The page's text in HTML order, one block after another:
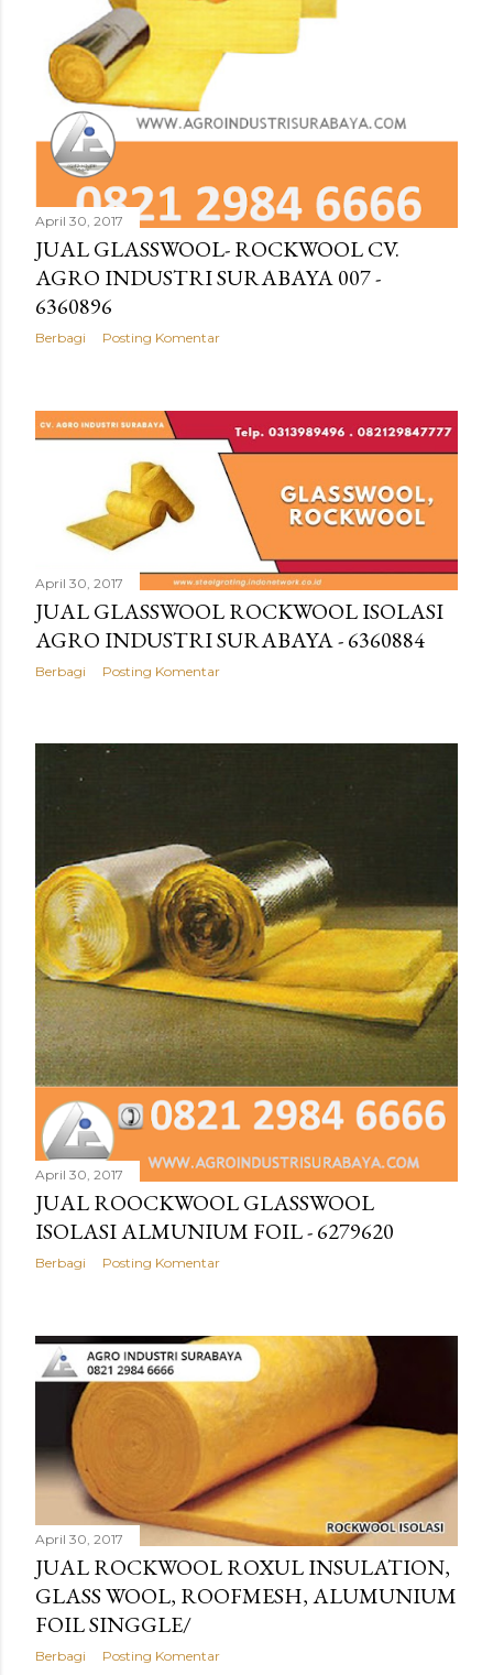
April 30, 2017
JUAL GLASSWOOL- ROCKWOOL CV.
AGRO INDUSTRI SURABAYA 007 -
6360896
Berbagi Posting Komentar
April 30, 2017
JUAL GLASSWOOL ROCKWOOL ISOLASI
AGRO INDUSTRI SURABAYA - 6360884
Berbagi Posting Komentar
April 30, 2017
JUAL ROOCKWOOL GLASSWOOL
ISOLASI ALMUNIUM FOIL - 6279620
Berbagi Posting Komentar
April 30, 2017
JUAL ROCKWOOL ROXUL INSULATION,
GLASS WOOL, ROOFMESH, ALUMUNIUM
FOIL SINGGLE/
Berbagi Posting Komentar